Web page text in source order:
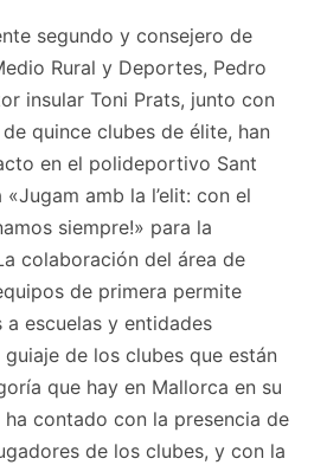
segundo y consejero de
Rural y Deportes, Pedro
insular Toni Prats, junto con
quince clubes de élite, han
en el polideportivo Sant
amb la l’elit: con el
siempre!» para la
colaboración del área de
de primera permite
escuelas y entidades
de los clubes que están
que hay en Mallorca en su
contado con la presencia de
de los clubes, y con la